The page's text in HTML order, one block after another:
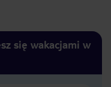
się wakacjami w